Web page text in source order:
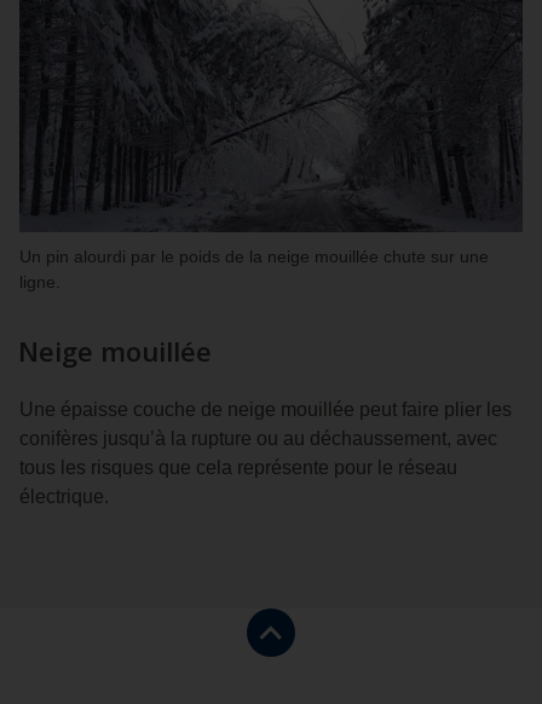
Neige mouillée
Une épaisse couche de neige mouillée peut faire plier les
conifères jusqu’à la rupture ou au déchaussement, avec
tous les risques que cela représente pour le réseau
électrique.
Un pin alourdi par le poids de la neige mouillée chute sur une
ligne.
Retourner
vers